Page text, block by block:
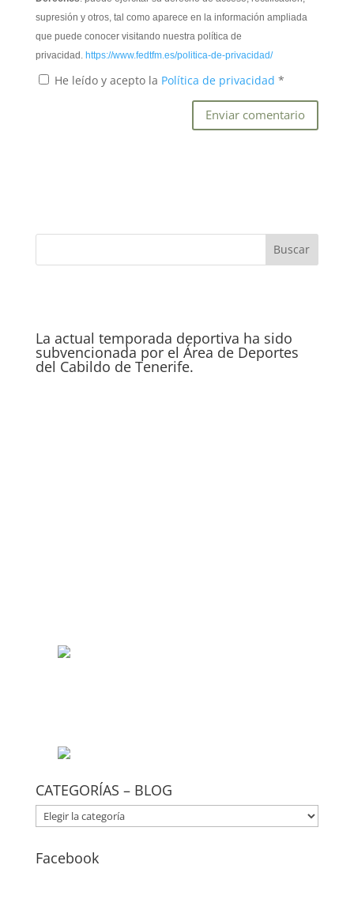
supresión y otros, tal como aparece en la información ampliada
que puede conocer visitando nuestra política de
privacidad. https://www.fedtfm.es/politica-de-privacidad/
He leído y acepto la Política de privacidad *
La actual temporada deportiva ha sido
subvencionada por el Área de Deportes
del Cabildo de Tenerife.
CATEGORÍAS – BLOG
CATEGORÍAS
–
Facebook